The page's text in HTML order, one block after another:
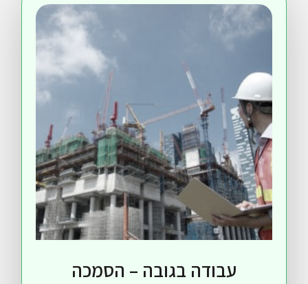
עבודה בגובה – הסמכה